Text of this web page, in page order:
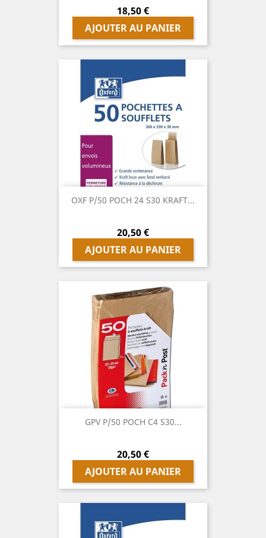
Prix
18,50 €
AJOUTER AU PANIER
OXF P/50 POCH 24 S30 KRAFT...
Prix
20,50 €
AJOUTER AU PANIER
GPV P/50 POCH C4 S30...
Prix
20,50 €
AJOUTER AU PANIER